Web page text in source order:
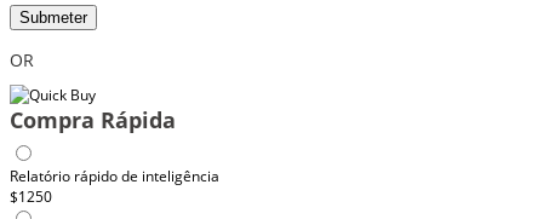
Submeter
OR
Compra Rápida
Relatório rápido de inteligência
$1250